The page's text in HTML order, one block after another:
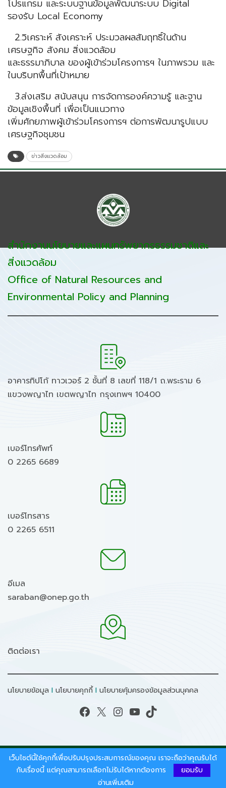
โปรแกรม และระบบฐานข้อมูลพัฒนาระบบ Digital
รองรับ Local Economy
2.วิเคราะห์ สังเคราะห์ ประมวลผลสัมฤทธิ์ในด้าน
เศรษฐกิจ สังคม สิ่งแวดล้อม
และธรรมาภิบาล ของผู้เข้าร่วมโครงการฯ ในภาพรวม และ
ในบริบทพื้นที่เป้าหมาย
3.ส่งเสริม สนับสนุน การจัดการองค์ความรู้ และฐาน
ข้อมูลเชิงพื้นที่ เพื่อเป็นแนวทาง
เพิ่มศักยภาพผู้เข้าร่วมโครงการฯ ต่อการพัฒนารูปแบบ
เศรษฐกิจชุมชน
ข่าวสิ่งแวดล้อม
สำนักงานนโยบายและแผนทรัพยากรธรรมชาติและ
สิ่งแวดล้อม
Office of Natural Resources and
Environmental Policy and Planning
อาคารทิปโก้ ทาวเวอร์ 2 ชั้นที่ 8 เลขที่ 118/1 ถ.พระราม 6
แขวงพญาไท เขตพญาไท กรุงเทพฯ 10400
เบอร์โทรศัพท์
0 2265 6689
เบอร์โทรสาร
0 2265 6511
อีเมล
saraban@onep.go.th
ติดต่อเรา
นโยบายข้อมูล I นโยบายคุกกี้ I นโยบายคุ้มครองข้อมูลส่วนบุคคล
Facebook X Instagram YouTube TikTok
สงวนลิขสิทธิ์ © 2026 - สำนักงานนโยบายและแผน
ทรัพยากรธรรมชาติและสิ่งแวดล้อม.
เว็บไซต์นี้ใช้คุกกี้เพื่อปรับปรุงประสบการณ์ของคุณ เราจะถือว่าคุณรับได้
กับเรื่องนี้ แต่คุณสามารถเลือกไม่รับได้หากต้องการ
ยอมรับ
อ่านเพิ่มเติม